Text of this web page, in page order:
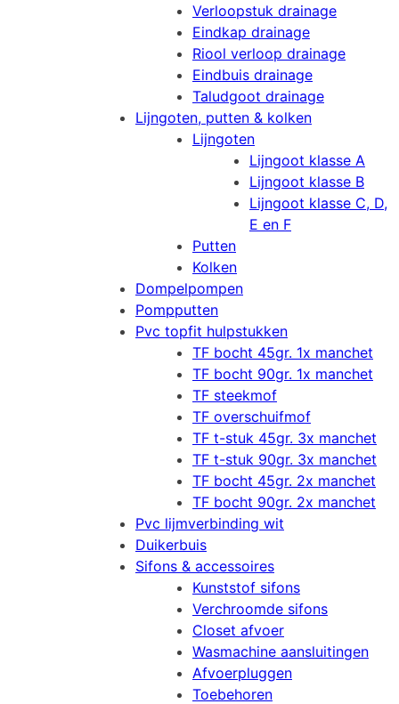
Verloopstuk drainage
Eindkap drainage
Riool verloop drainage
Eindbuis drainage
Taludgoot drainage
Lijngoten, putten & kolken
Lijngoten
Lijngoot klasse A
Lijngoot klasse B
Lijngoot klasse C, D,
E en F
Putten
Kolken
Dompelpompen
Pompputten
Pvc topfit hulpstukken
TF bocht 45gr. 1x manchet
TF bocht 90gr. 1x manchet
TF steekmof
TF overschuifmof
TF t-stuk 45gr. 3x manchet
TF t-stuk 90gr. 3x manchet
TF bocht 45gr. 2x manchet
TF bocht 90gr. 2x manchet
Pvc lijmverbinding wit
Duikerbuis
Sifons & accessoires
Kunststof sifons
Verchroomde sifons
Closet afvoer
Wasmachine aansluitingen
Afvoerpluggen
Toebehoren